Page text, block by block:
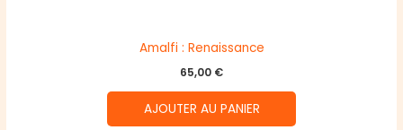
Amalfi : Renaissance
65,00 €
AJOUTER AU PANIER